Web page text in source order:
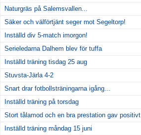
Naturgräs på Salemsvallen...
Säker och välförtjänt seger mot Segeltorp!
Inställd div 5-match imorgon!
Serieledarna Dalhem blev för tuffa
Inställd träning tisdag 25 aug
Stuvsta-Järla 4-2
Snart drar fotbollsträningarna igång...
Inställd träning på torsdag
Stort tålamod och en bra prestation gav
Inställd träning måndag 15 juni